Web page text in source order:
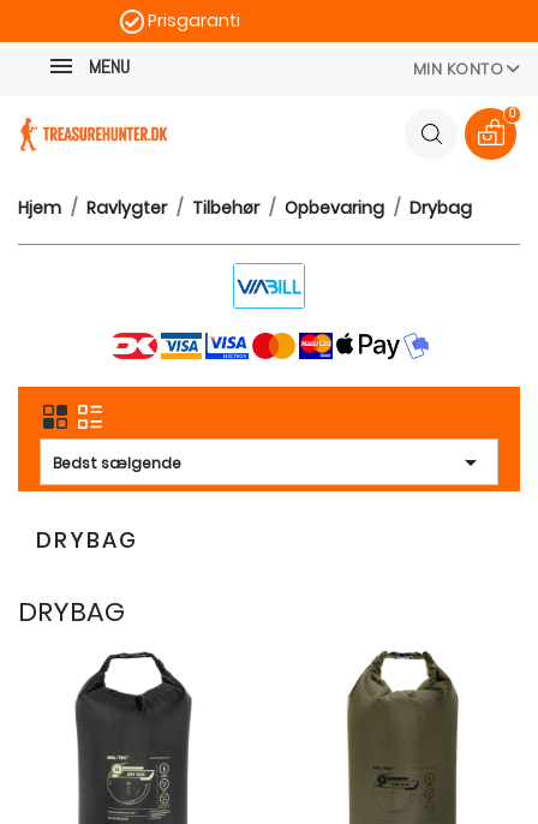
Prisgaranti
MENU MIN KONTO
0
Hjem Ravlygter Tilbehør Opbevaring Drybag
Bedst sælgende 
DRYBAG
DRYBAG